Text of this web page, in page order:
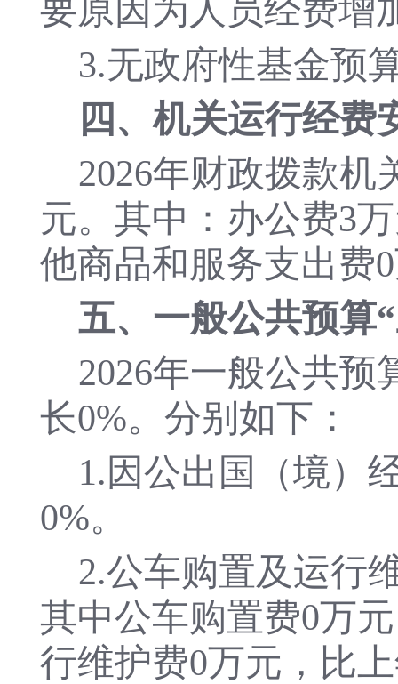
要原因为 人员经费增
3.无政府性基金预
四、机关运行经费
2026年财政拨款机
元。其中 ： 办公费3
他商品和服务支出费
五、 一般公共预算
2026年一般公共预
长0%。分别如下：
1.因公出国（境）
0%。
2.公车购置及运行
其中公车购置费0万
行维护费0万元，比